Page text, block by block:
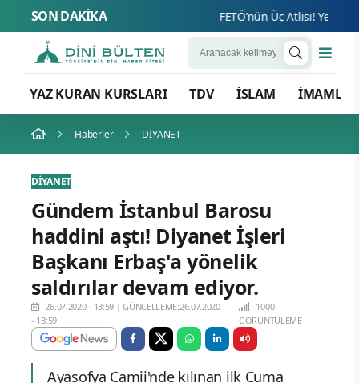
SON DAKİKA FETÖ’nün Üç Atlısı! Yeni
YAZ KURAN KURSLARI TDV İSLAM İMAMLAR
Haberler DİYANET
DİYANET
Gündem İstanbul Barosu
haddini aştı! Diyanet İşleri
Başkanı Erbaş'a yönelik
saldırılar devam ediyor.
26.07.2020 - 13:59 |GÜNCELLEME:26.07.2020
- 13:59
1000
GÖRÜNTÜLEME
Ayasofya Camii'nde kılınan ilk Cuma